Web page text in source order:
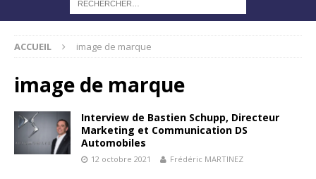
ACCUEIL image de marque
image de marque
Interview de Bastien Schupp, Directeur
Marketing et Communication DS
Automobiles
12 octobre 2021 Frédéric MARTINEZ